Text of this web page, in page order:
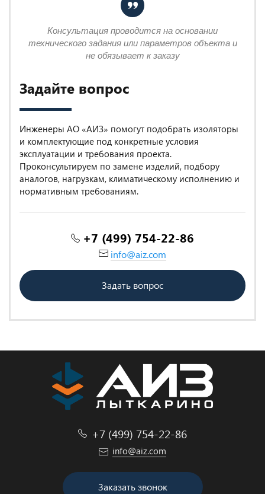
Задайте вопрос
Инженеры АО «АИЗ» помогут подобрать изоляторы
и комплектующие под конкретные условия
эксплуатации и требования проекта.
Проконсультируем по замене изделий, подбору
аналогов, нагрузкам, климатическому исполнению и
нормативным требованиям.
+7 (499) 754-22-86
info@aiz.com
Задать вопрос
Консультация проводится на основании
технического задания или параметров объекта и
не обязывает к заказу
+7 (499) 754-22-86
info@aiz.com
Заказать звонок